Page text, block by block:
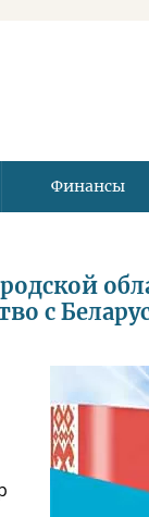
Финансы
с